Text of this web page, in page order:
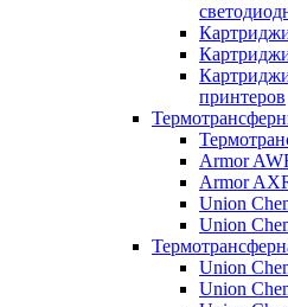
принтеров
Armor
Armor
Union
Union
Union
Union